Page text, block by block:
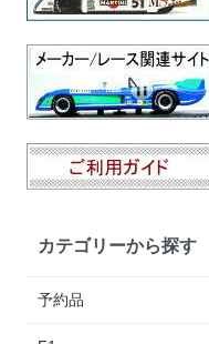
カテゴリーから探す
予約品